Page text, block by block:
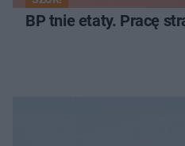
BP tnie etaty. Pracę